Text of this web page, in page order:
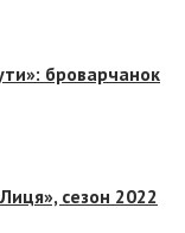
броварчанок
сезон 2022